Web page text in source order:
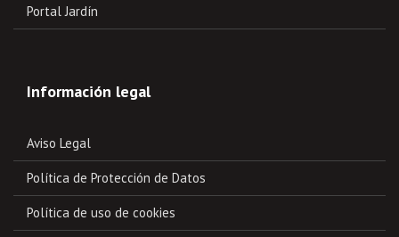
Portal Jardín
Información legal
Aviso Legal
Política de Protección de Datos
Política de uso de cookies